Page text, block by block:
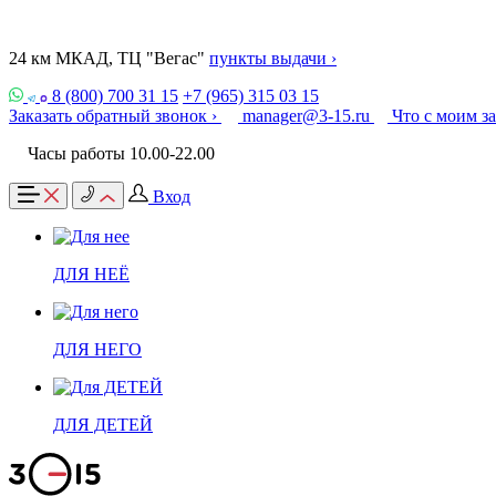
24 км МКАД, ТЦ "Вегас" пункты выдачи ›
8 (800) 700 31 15 +7 (965) 315 03 15
Заказать обратный звонок ›
manager@3-15.ru
Что с моим
Часы работы 10.00-22.00
Вход
ДЛЯ НЕЁ
ДЛЯ НЕГО
ДЛЯ ДЕТЕЙ